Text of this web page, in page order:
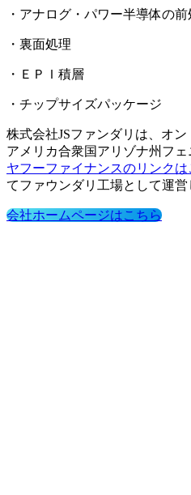
・アナログ・パワー半導体の前
・裏面処理
・ＥＰＩ積層
・チップサイズパッケージ
株式会社JSファンダリは、オン
アメリカ合衆国アリゾナ州フ
ヤフーファイナンスのリンクは
てファウンダリ工場として運営
会社ホームページはこちら